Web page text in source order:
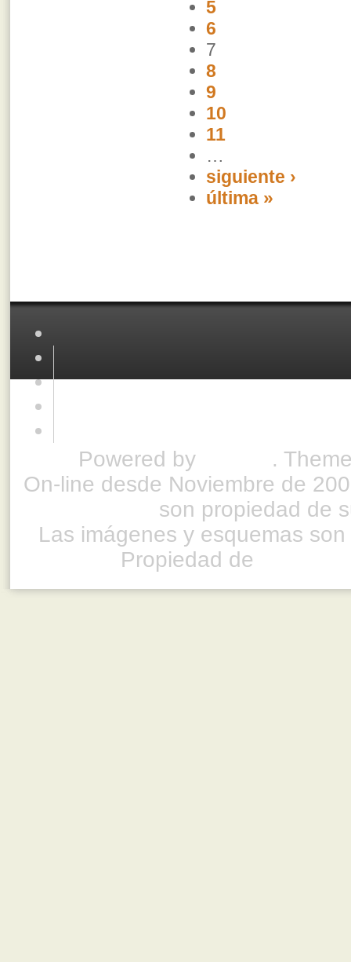
5
6
7
8
9
10
11
…
siguiente ›
última »
Powered by
.
On-line desde Noviembre de
son propiedad de
Las imágenes y esquemas
Propiedad de